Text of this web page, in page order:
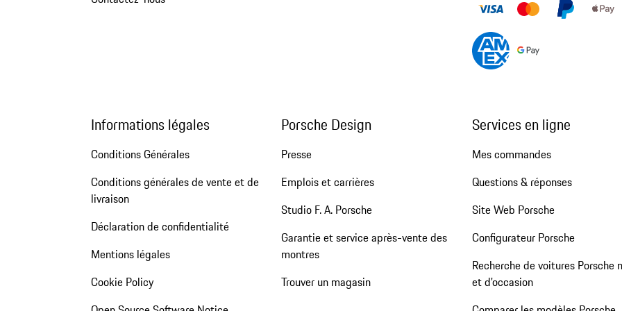
Informations légales
Conditions Générales
Conditions générales de vente et de
livraison
Déclaration de confidentialité
Mentions légales
Cookie Policy
Porsche Design
Presse
Emplois et carrières
Studio F. A. Porsche
Garantie et service après-vente des
montres
Trouver un magasin
Services en ligne
Mes commandes
Questions & réponses
Site Web Porsche
Configurateur Porsche
Recherche de voitures Porsche
et d'occasion